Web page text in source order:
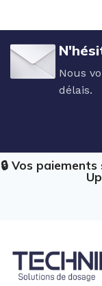
Nous
délais.
🔒 Vos